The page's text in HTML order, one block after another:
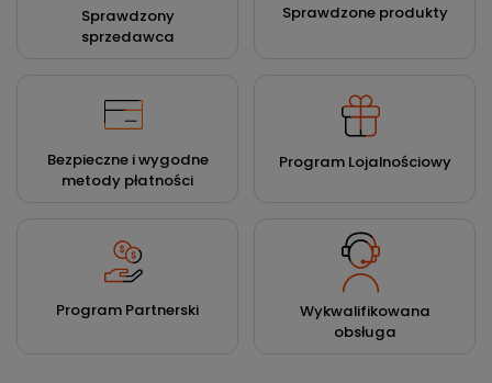
Sprawdzony
sprzedawca
Sprawdzone produkty
Bezpieczne i wygodne
metody płatności
Program Lojalnościowy
Program Partnerski
Wykwalifikowana
obsługa